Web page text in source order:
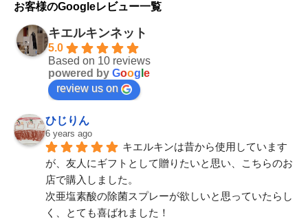
Googleレビュー一覧
お客様のGoogleレビュー一覧
キエルキンネット
5.0
Based on 10 reviews
powered by Goog e
review us on
ひじりん
6 years ago
キエルキンは昔から使用しています
が、友人にギフトとして贈りたいと思い、こちらのお
店で購入しました。
次亜塩素酸の除菌スプレーが欲しいと思っていたらし
く、とても喜ばれました！